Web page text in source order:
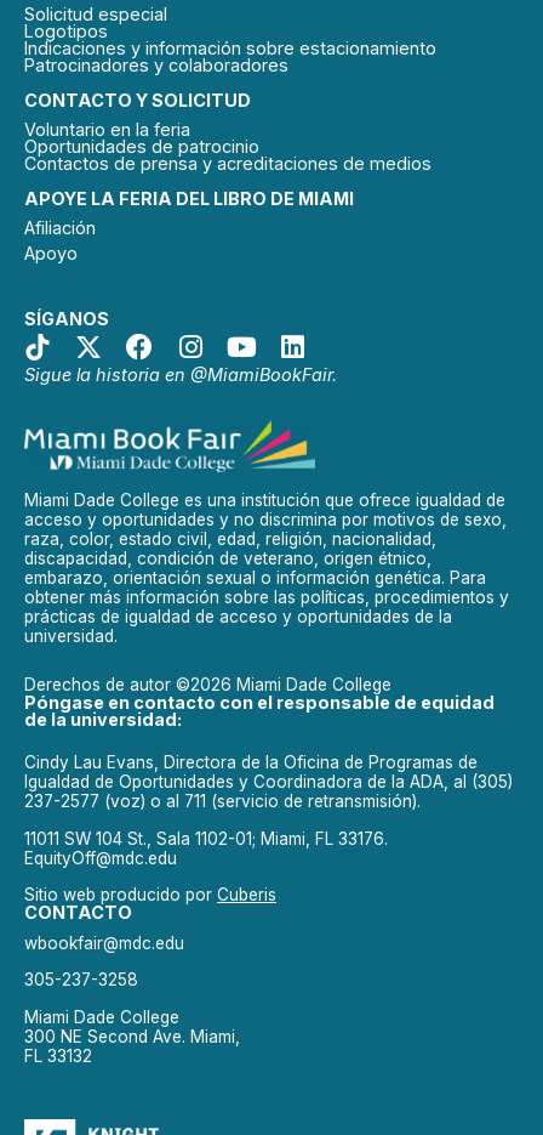
APOYE LA FERIA DEL LIBRO DE MIAMI
Afiliación
Apoyo
SÍGANOS
Sigue la historia en @MiamiBookFair.
CONTACTO Y SOLICITUD
Voluntario en la feria
Oportunidades de patrocinio
Contactos de prensa y acreditaciones de medios
Solicitud especial
Logotipos
Indicaciones y información sobre estacionamiento
Patrocinadores y colaboradores
Miami Dade College es una institución que ofrece igualdad de
acceso y oportunidades y no discrimina por motivos de sexo,
raza, color, estado civil, edad, religión, nacionalidad,
discapacidad, condición de veterano, origen étnico,
embarazo, orientación sexual o información genética. Para
obtener más información sobre las políticas, procedimientos y
prácticas de igualdad de acceso y oportunidades de la
universidad.
Derechos de autor ©2026 Miami Dade College
Póngase en contacto con el responsable de equidad
de la universidad:
Cindy Lau Evans, Directora de la Oficina de Programas de
Igualdad de Oportunidades y Coordinadora de la ADA, al (305)
237-2577 (voz) o al 711 (servicio de retransmisión).
11011 SW 104 St., Sala 1102-01; Miami, FL 33176.
EquityOff@mdc.edu
Sitio web producido por Cuberis
CONTACTO
wbookfair@mdc.edu
305-237-3258
Miami Dade College
300 NE Second Ave. Miami,
FL 33132